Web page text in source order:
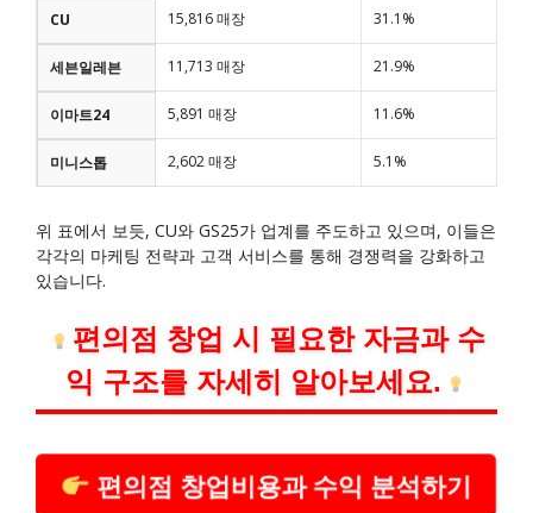
CU 15,816 매장 31.1%
세븐일레븐 11,713 매장 21.9%
이마트24 5,891 매장 11.6%
미니스톱 2,602 매장 5.1%
위 표에서 보듯, CU와 GS25가 업계를 주도하고 있으며, 이들은
각각의 마케팅 전략과 고객 서비스를 통해 경쟁력을 강화하고
있습니다.
편의점 창업 시 필요한 자금과 수
익 구조를 자세히 알아보세요.
편의점 창업비용과 수익 분석하기